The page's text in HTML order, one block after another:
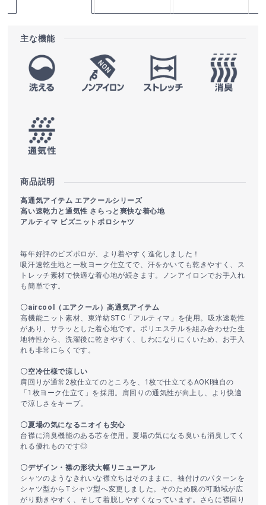
主な機能
商品説明
高通気アイテム エアクールシリーズ
高い速乾力と通気性 さらっと爽快な着心地
アルティマ ビズニットポロシャツ
毎年好評のビズポロが、より着やすく進化しました！
吸汗速乾生地と一枚ヨーク仕立てで、汗をかいても乾きやすく、ス
トレッチ素材で快適な着心地が続きます。ノンアイロンでお手入れ
も簡単です。
〇aircool（エアクール）高通気アイテム
高機能ニット素材、東洋紡STC「アルティマ」を使用。吸水速乾性
があり、サラッとした着心地です。ポリエステルを組み合わせた生
地特性から、洗濯後に乾きやすく、しわになりにくいため、お手入
れも非常にらくです。
〇空冷仕様で涼しい
肩回りが通常2枚仕立てのところを、1枚で仕立てるAOKI独自の
「1枚ヨーク仕立て」を採用。肩回りの通気性が向上し、より快適
で涼しさをキープ。
〇夏場の気になるニオイも安心
台襟に消臭機能のある芯を使用。夏場の気になる臭いも消臭してく
れる優れものです◎
〇デザイン・襟の形状大幅リニューアル
シャツのようなきれいな襟立ちはそのままに、袖付けのパターンを
シャツ型からTシャツ型へ変更しました。そのため腕の可動域が広
がり動きやすく、そして着脱しやすくなっています。さらに襟回り